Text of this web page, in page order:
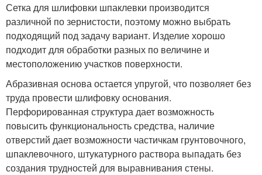
Сетка для шлифовки шпаклевки производится
различной по зернистости, поэтому можно выбрать
подходящий под задачу вариант. Изделие хорошо
подходит для обработки разных по величине и
местоположению участков поверхности.
Абразивная основа остается упругой, что позволяет без
труда провести шлифовку основания.
Перфорированная структура дает возможность
повысить функциональность средства, наличие
отверстий дает возможности частичкам грунтовочного,
шпаклевочного, штукатурного раствора выпадать без
создания трудностей для выравнивания стены.